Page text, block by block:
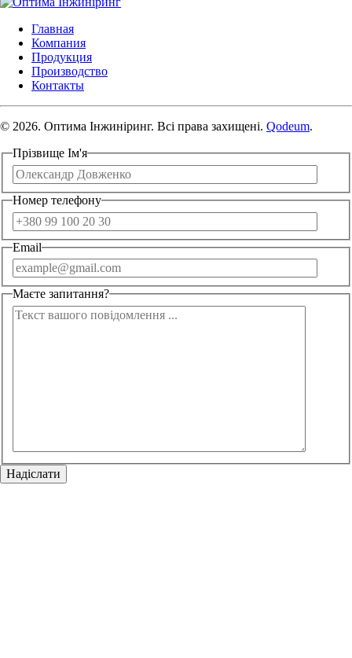
Главная
Компания
Продукция
Производство
Контакты
© 2026. Оптима Інжиніринг. Всі права захищені. Qodeum.
Прізвище Ім'я
Номер телефону
Email
Маєте запитання?